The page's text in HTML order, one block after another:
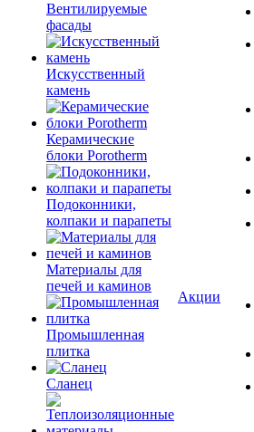
Вентилируемые
фасады
Искусственный
камень
Керамические
блоки Porotherm
Подоконники,
колпаки и парапеты
Материалы для
печей и каминов
Промышленная
плитка
Сланец
Акции